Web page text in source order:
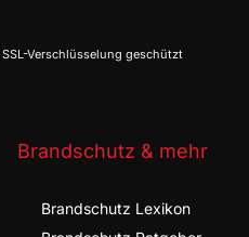
Verschlüsselung geschützt
Brandschutz & mehr
Brandschutz Lexikon